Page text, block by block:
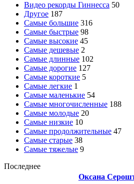
Видео рекорды Гиннесса 50
Другое 187
Самые большие 316
Самые быстрые 98
Самые высокие 45
Самые дешевые 2
Самые длинные 102
Самые дорогие 127
Самые короткие 5
Самые легкие 1
Самые маленькие 54
Самые многочисленные 188
Самые молодые 20
Самые низкие 10
Самые продолжительные 47
Самые старые 38
Самые тяжелые 9
Последнее
Оксана